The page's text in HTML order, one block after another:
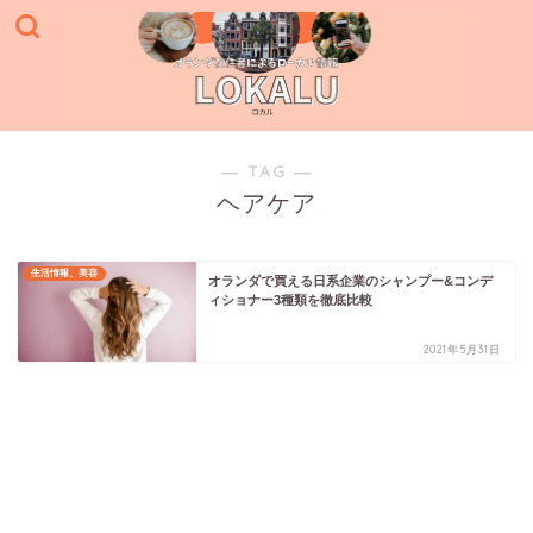
― TAG ―
ヘアケア
生活情報、美容
オランダで買える日系企業のシャンプー&コンデ
ィショナー3種類を徹底比較
2021年5月31日